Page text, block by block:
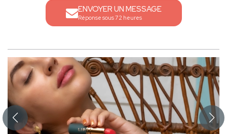
ENVOYER UN MESSAGE
Réponse sous 72 heures